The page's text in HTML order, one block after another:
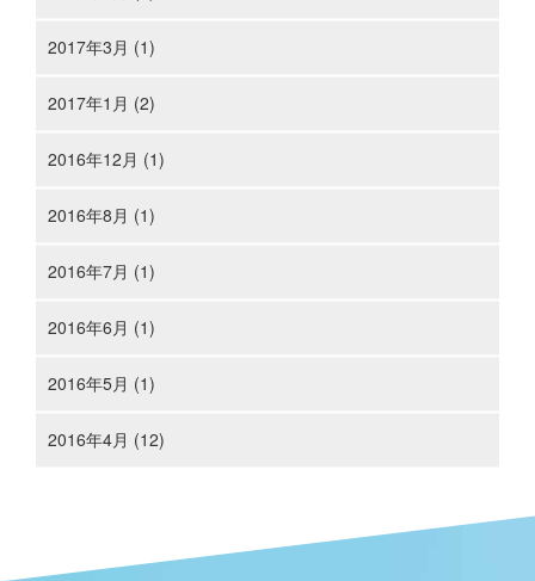
2017年3月 (1)
2017年1月 (2)
2016年12月 (1)
2016年8月 (1)
2016年7月 (1)
2016年6月 (1)
2016年5月 (1)
2016年4月 (12)